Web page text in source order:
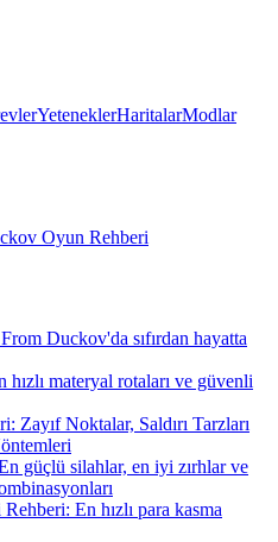
YeteneklerHaritalarModlar
Oyun Rehberi
Duckov'da sıfırdan hayatta
materyal rotaları ve güvenli
Zayıf Noktalar, Saldırı Tarzları
güçlü silahlar, en iyi zırhlar ve
En hızlı para kasma